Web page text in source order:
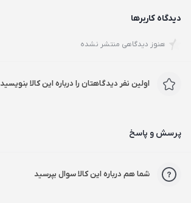
دیدگاه کاربرها
هنوز دیدگاهی منتشر نشده
اولین نفر دیدگاهتان را درباره این کالا بنویسید
پرسش و پاسخ
شما هم درباره این کالا سوال بپرسید